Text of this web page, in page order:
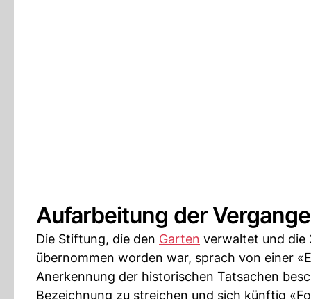
Aufarbeitung der
Die Stiftung, die den Garten verwaltet und die
übernommen worden war, sprach von einer
Anerkennung der historischen Tatsachen
Bezeichnung zu streichen und sich künftig